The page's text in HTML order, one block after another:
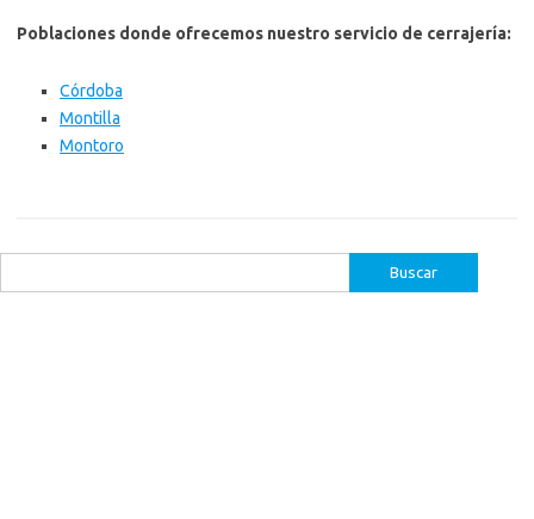
Poblaciones donde ofrecemos nuestro servicio de cerrajería:
Córdoba
Montilla
Montoro